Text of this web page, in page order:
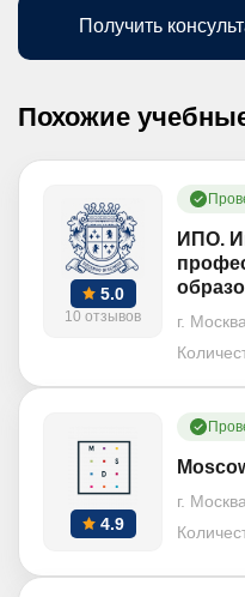
Получить
Похожие
5.0
10 отзывов
ИПО.
г. Москва
4.9
г. Москва